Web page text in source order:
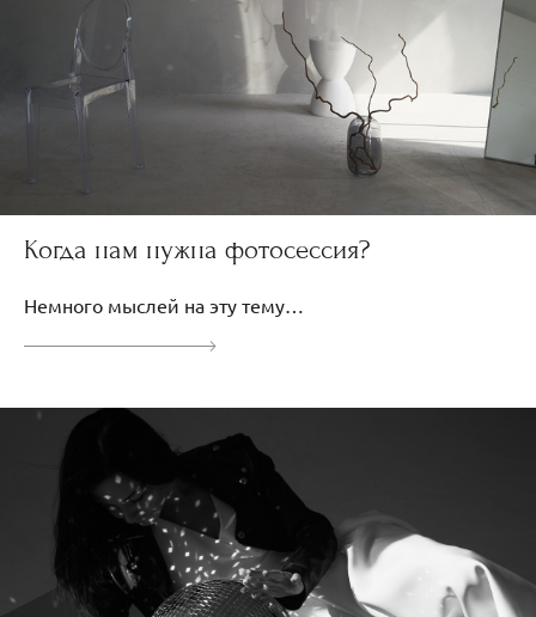
Когда нам нужна фотосессия?
Немного мыслей на эту тему…